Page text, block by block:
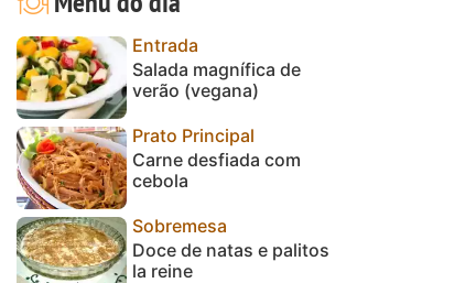
Entrada
Salada magnífica de
verão (vegana)
Prato Principal
Carne desfiada com
cebola
Sobremesa
Doce de natas e palitos
la reine